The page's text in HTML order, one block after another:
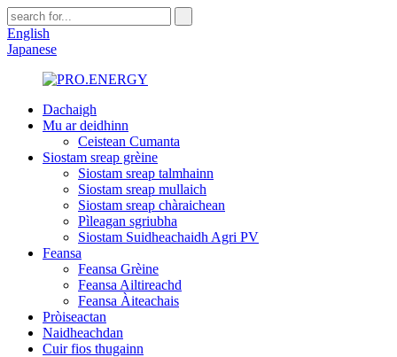
English
Japanese
Dachaigh
Mu ar deidhinn
Ceistean Cumanta
Siostam sreap grèine
Siostam sreap talmhainn
Siostam sreap mullaich
Siostam sreap chàraichean
Pìleagan sgriubha
Siostam Suidheachaidh Agri PV
Feansa
Feansa Grèine
Feansa Ailtireachd
Feansa Àiteachais
Pròiseactan
Naidheachdan
Cuir fios thugainn